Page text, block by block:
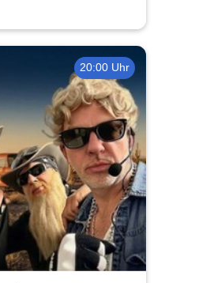
20:00 Uhr